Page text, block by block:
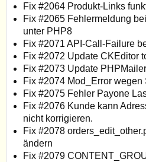
Fix #2064 Produkt-Links
Fix #2065 Fehlermeldung
unter PHP8
Fix #2071 API-Call-Failure
Fix #2072 Update CKEditor
Fix #2073 Update
Fix #2074 Mod_Error
Fix #2075 Fehler Payone
Fix #2076 Kunde kann
nicht korrigieren.
Fix #2078
ändern
Fix #2079